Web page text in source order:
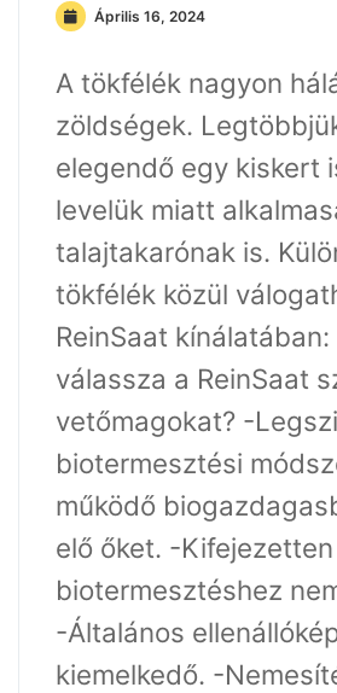
Április 16, 2024
A tökfélék nagyon
zöldségek.
elegendő egy kiskert
levelük miatt
talajtakarónak is.
tökfélék közül
ReinSaat
válassza a ReinSaat
vetőmagokat? -
biotermesztési
működő
elő őket. -Kifejezetten
biotermesztéshez
-Általános
kiemelkedő. -